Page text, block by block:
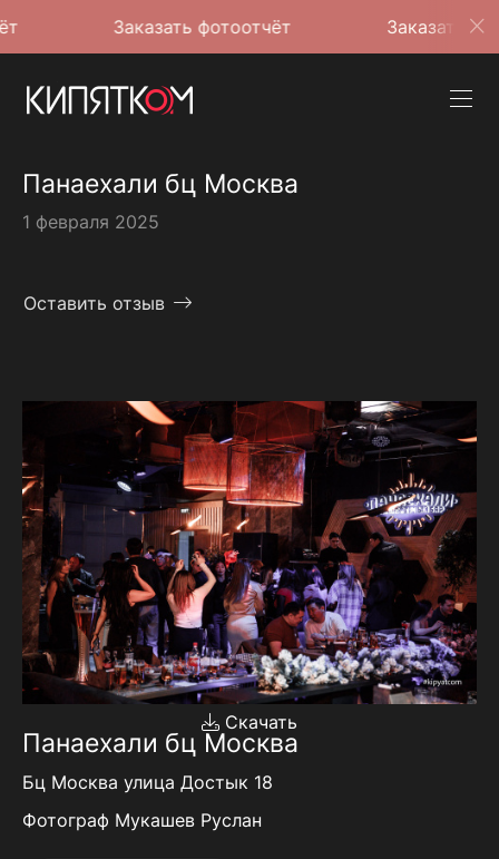
Заказать фотоотчёт Заказать фотоотчёт
Панаехали бц Москва
1 февраля 2025
Оставить отзыв
Скачать
Панаехали бц Москва
Бц Москва улица Достык 18
Фотограф Мукашев Руслан